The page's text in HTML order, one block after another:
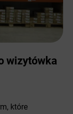
wizytówka
które